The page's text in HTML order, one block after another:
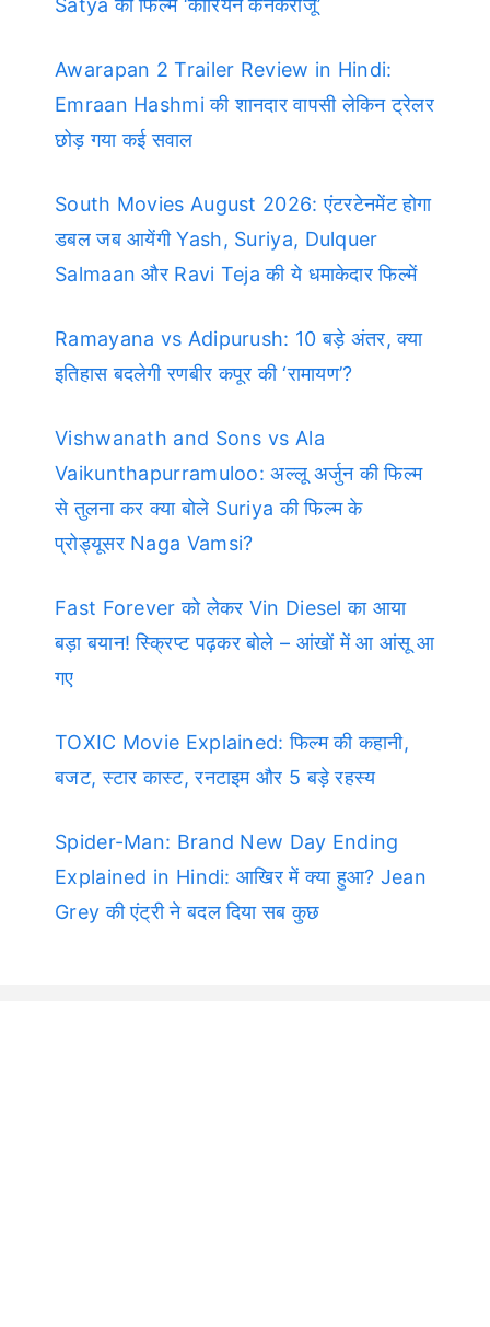
Awarapan 2 Trailer Review in Hindi:
Emraan Hashmi की शानदार वापसी लेकिन ट्रेलर
छोड़ गया कई सवाल
South Movies August 2026: एंटरटेनमेंट होगा
डबल जब आयेंगी Yash, Suriya, Dulquer
Salmaan और Ravi Teja की ये धमाकेदार फिल्में
Ramayana vs Adipurush: 10 बड़े अंतर, क्या
इतिहास बदलेगी रणबीर कपूर की ‘रामायण’?
Vishwanath and Sons vs Ala
Vaikunthapurramuloo: अल्लू अर्जुन की फिल्म
से तुलना कर क्या बोले Suriya की फिल्म के
प्रोड्यूसर Naga Vamsi?
Fast Forever को लेकर Vin Diesel का आया
बड़ा बयान! स्क्रिप्ट पढ़कर बोले – आंखों में आ आंसू आ
गए
TOXIC Movie Explained: फिल्म की कहानी,
बजट, स्टार कास्ट, रनटाइम और 5 बड़े रहस्य
Spider-Man: Brand New Day Ending
Explained in Hindi: आखिर में क्या हुआ? Jean
Grey की एंट्री ने बदल दिया सब कुछ